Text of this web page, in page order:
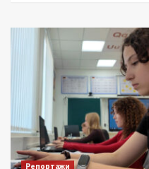
Репортажи